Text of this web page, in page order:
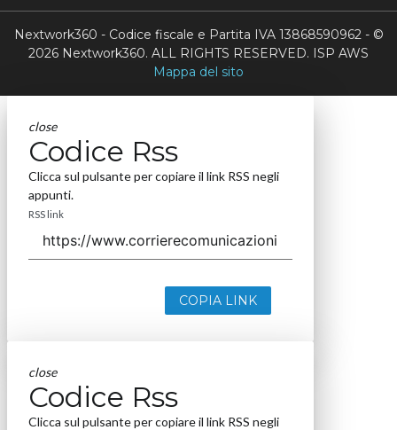
Nextwork360 - Codice fiscale e Partita IVA 13868590962 - ©
2026 Nextwork360. ALL RIGHTS RESERVED. ISP AWS
Mappa del sito
close
Codice Rss
Clicca sul pulsante per copiare il link RSS negli
appunti.
RSS link
COPIA LINK
close
Codice Rss
Clicca sul pulsante per copiare il link RSS negli